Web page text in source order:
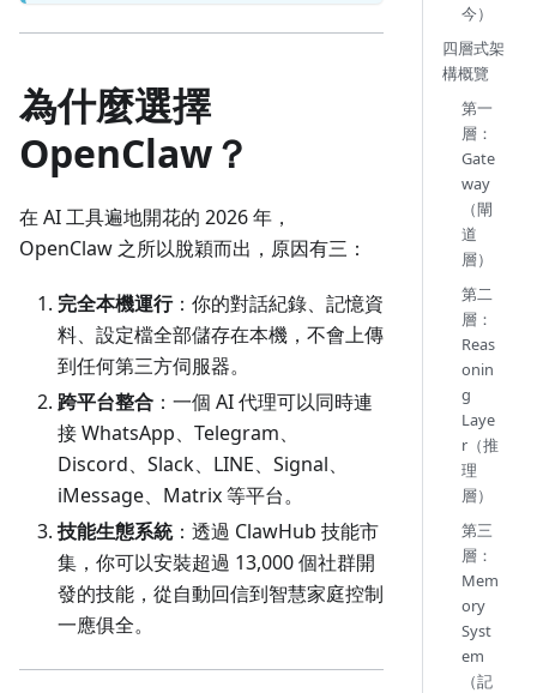
為什麼選擇
OpenClaw？
在 AI 工具遍地開花的 2026 年，
OpenClaw 之所以脫穎而出，原因有三：
完全本機運行：你的對話紀錄、記憶資
料、設定檔全部儲存在本機，不會上傳
到任何第三方伺服器。
跨平台整合 ：一個 AI 代理可以同時連
接 WhatsApp、Telegram、
Discord、Slack、LINE、Signal、
iMessage、Matrix 等平台。
技能生態系統：透過 ClawHub 技能市
集，你可以安裝超過 13,000 個社群開
發的技能，從自動回信到智慧家庭控制
一應俱全。
今）
四層式架
構概覽
第一
層：
Gate
way
（閘
道
層）
第二
層：
Reas
onin
g
Laye
r（推
理
層）
第三
層：
Mem
ory
Syst
em
（記